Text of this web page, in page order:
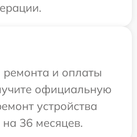
и оплаты
официальную
устройства
36 месяцев.